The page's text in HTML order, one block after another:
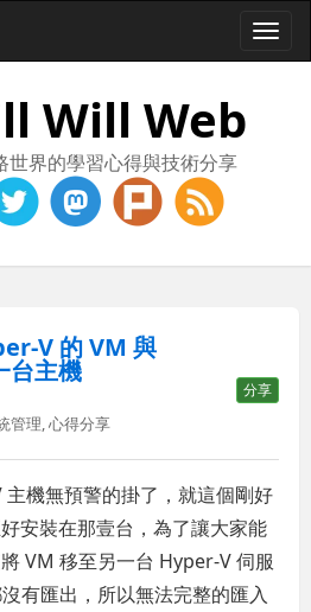
Will Web
世界的學習心得與技術分享
V 的 VM 與
台主機
分享
管理 ,心得分享
機無預警的掛了，就這個剛好
安裝在那壹台，為了讓大家能
VM 移至另一台 Hyper-V 伺服
有匯出，所以無法完整的匯入